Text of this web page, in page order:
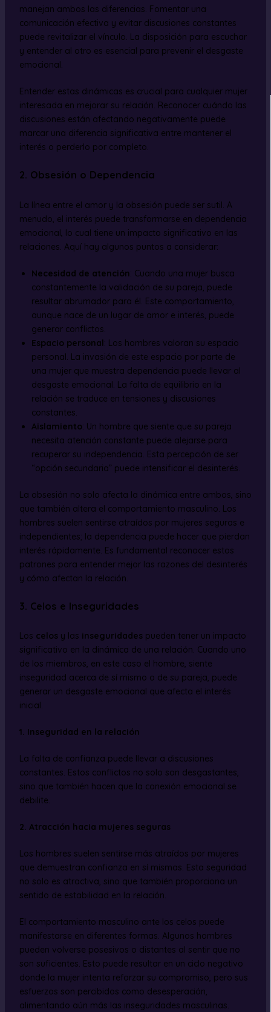
manejan ambos las diferencias. Fomentar una
comunicación efectiva y evitar discusiones constantes
puede revitalizar el vínculo. La disposición para escuchar
y entender al otro es esencial para prevenir el desgaste
emocional.
Entender estas dinámicas es crucial para cualquier mujer
interesada en mejorar su relación. Reconocer cuándo las
discusiones están afectando negativamente puede
marcar una diferencia significativa entre mantener el
interés o perderlo por completo.
2. Obsesión o Dependencia
La línea entre el amor y la obsesión puede ser sutil. A
menudo, el interés puede transformarse en dependencia
emocional, lo cual tiene un impacto significativo en las
relaciones. Aquí hay algunos puntos a considerar:
Necesidad de atención: Cuando una mujer busca
constantemente la validación de su pareja, puede
resultar abrumador para él. Este comportamiento,
aunque nace de un lugar de amor e interés, puede
generar conflictos.
Espacio personal: Los hombres valoran su espacio
personal. La invasión de este espacio por parte de
una mujer que muestra dependencia puede llevar al
desgaste emocional. La falta de equilibrio en la
relación se traduce en tensiones y discusiones
constantes.
Aislamiento: Un hombre que siente que su pareja
necesita atención constante puede alejarse para
recuperar su independencia. Esta percepción de ser
“opción secundaria” puede intensificar el desinterés.
La obsesión no solo afecta la dinámica entre ambos, sino
que también altera el comportamiento masculino. Los
hombres suelen sentirse atraídos por mujeres seguras e
independientes; la dependencia puede hacer que pierdan
interés rápidamente. Es fundamental reconocer estos
patrones para entender mejor las razones del desinterés
y cómo afectan la relación.
3. Celos e Inseguridades
Los celosy las inseguridadespueden tener un impacto
significativo en la dinámica de una relación. Cuando uno
de los miembros, en este caso el hombre, siente
inseguridad acerca de sí mismo o de su pareja, puede
generar un desgaste emocional que afecta el interés
inicial.
1. Inseguridad en la relación
La falta de confianza puede llevar a discusiones
constantes. Estos conflictos no solo son desgastantes,
sino que también hacen que la conexión emocional se
debilite.
2. Atracción hacia mujeres seguras
Los hombres suelen sentirse más atraídos por mujeres
que demuestran confianza en sí mismas. Esta seguridad
no solo es atractiva, sino que también proporciona un
sentido de estabilidad en la relación.
El comportamiento masculino ante los celos puede
manifestarse en diferentes formas. Algunos hombres
pueden volverse posesivos o distantes al sentir que no
son suficientes. Esto puede resultar en un ciclo negativo
donde la mujer intenta reforzar su compromiso, pero sus
esfuerzos son percibidos como desesperación,
alimentando aún más las inseguridades masculinas.